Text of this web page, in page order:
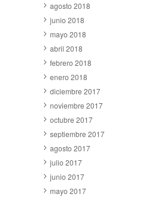
agosto 2018
junio 2018
mayo 2018
abril 2018
febrero 2018
enero 2018
diciembre 2017
noviembre 2017
octubre 2017
septiembre 2017
agosto 2017
julio 2017
junio 2017
mayo 2017